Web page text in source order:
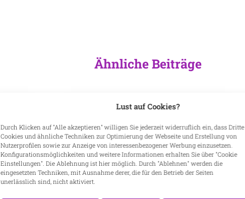
Lust auf Cookies?
Durch Klicken auf "Alle akzeptieren" willigen Sie jederzeit widerruflich ein, dass Dritte
Cookies und ähnliche Techniken zur Optimierung der Webseite und Erstellung von
Nutzerprofilen sowie zur Anzeige von interessenbezogener Werbung einzusetzen.
Konfigurationsmöglichkeiten und weitere Informationen erhalten Sie über "Cookie
Einstellungen". Die Ablehnung ist hier möglich. Durch "Ablehnen" werden die
eingesetzten Techniken, mit Ausnahme derer, die für den Betrieb der Seiten
unerlässlich sind, nicht aktiviert.
Ähnliche Beiträge